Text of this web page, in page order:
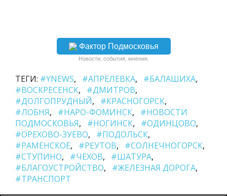
Фактор Подмосковья
Новости, события, мнения.
ТЕГИ: #YNEWS #АПРЕЛЕВКА
#БАЛАШИХА
#ВОСКРЕСЕНСК
#ДМИТРОВ
#ДОЛГОПРУДНЫЙ
#КРАСНОГОРСК
#ЛОБНЯ
#НАРО-ФОМИНСК
#НОВОСТИ
ПОДМОСКОВЬЯ
#НОГИНСК
#ОДИНЦОВО
#ОРЕХОВО-ЗУЕВО
#ПОДОЛЬСК
#РАМЕНСКОЕ
#РЕУТОВ
#СОЛНЕЧНОГОРСК
#СТУПИНО
#ЧЕХОВ
#ШАТУРА
#БЛАГОУСТРОЙСТВО
#ЖЕЛЕЗНАЯ ДОРОГА
#ТРАНСПОРТ